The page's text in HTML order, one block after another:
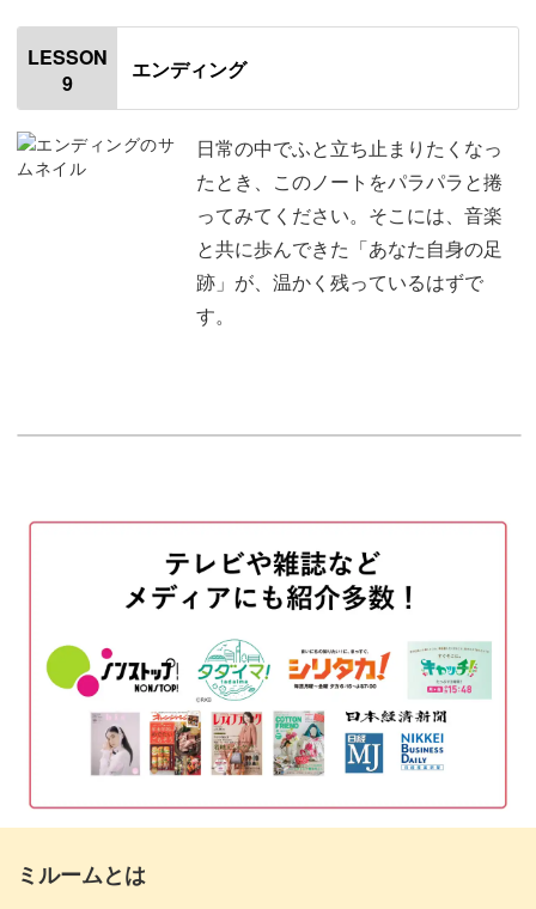
使用材料・道具
ノートの構成について
ライブの基本情報欄を記入する 04:23
セットリストを記入する 07:54
DEEPLY MOVEDを記入する 10:30
LESSON
9
エンディング
日常の中でふと立ち止まりたくなっ
たとき、このノートをパラパラと捲
ってみてください。そこには、音楽
と共に歩んできた「あなた自身の足
跡」が、温かく残っているはずで
す。
ミルームとは